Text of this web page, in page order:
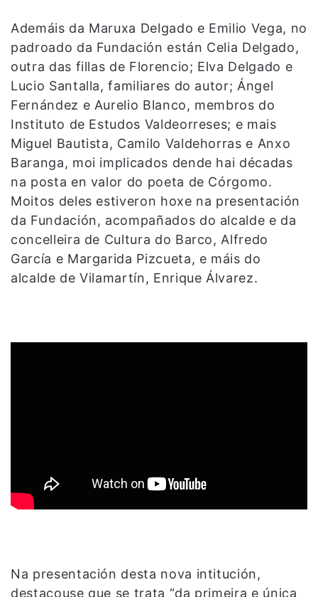
Ademáis da Maruxa Delgado e Emilio Vega, no
padroado da Fundación están Celia Delgado,
outra das fillas de Florencio; Elva Delgado e
Lucio Santalla, familiares do autor; Ángel
Fernández e Aurelio Blanco, membros do
Instituto de Estudos Valdeorreses; e mais
Miguel Bautista, Camilo Valdehorras e Anxo
Baranga, moi implicados dende hai décadas
na posta en valor do poeta de Córgomo.
Moitos deles estiveron hoxe na presentación
da Fundación, acompañados do alcalde e da
concelleira de Cultura do Barco, Alfredo
García e Margarida Pizcueta, e máis do
alcalde de Vilamartín, Enrique Álvarez.
Na presentación desta nova intitución,
destacouse que se trata “da primeira e única